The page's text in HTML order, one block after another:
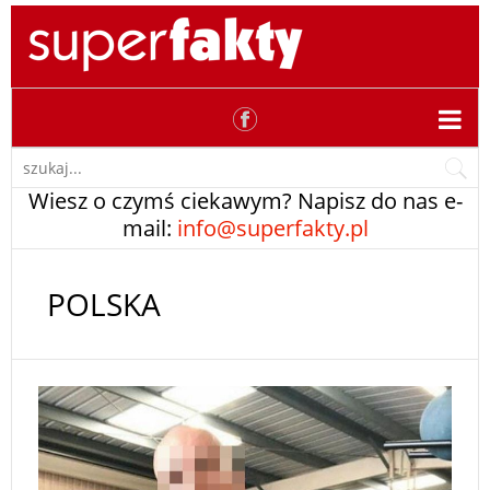
Wiesz o czymś ciekawym? Napisz do nas e-
mail: info@superfakty.pl
POLSKA